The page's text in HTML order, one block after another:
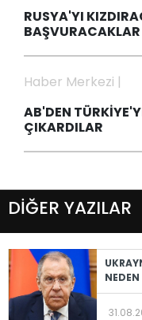
RUSYA'YI
BAŞVURACAKLAR
Haber Merkezi |
AB'DEN
ÇIKARDILAR
DİĞER YAZILAR